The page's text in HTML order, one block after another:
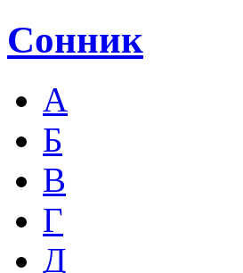
Сонник
А
Б
В
Г
Д